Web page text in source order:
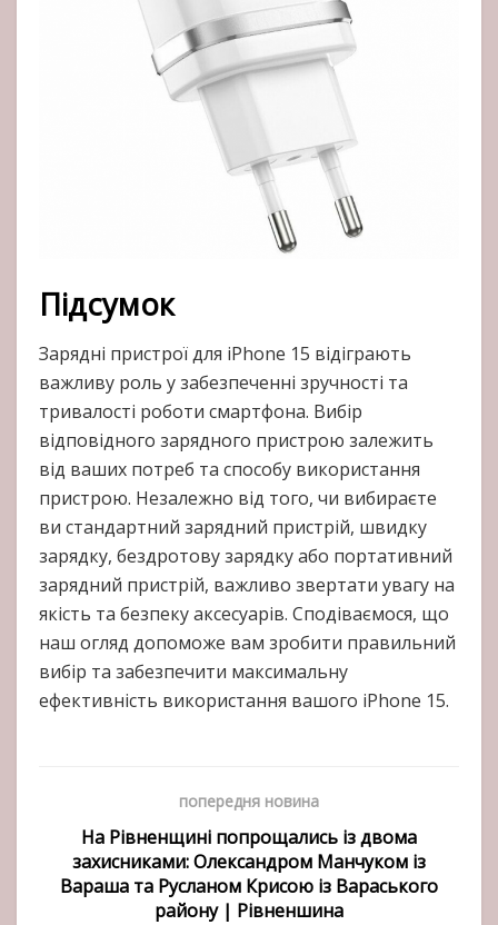
Підсумок
Зарядні пристрої для iPhone 15 відіграють
важливу роль у забезпеченні зручності та
тривалості роботи смартфона. Вибір
відповідного зарядного пристрою залежить
від ваших потреб та способу використання
пристрою. Незалежно від того, чи вибираєте
ви стандартний зарядний пристрій, швидку
зарядку, бездротову зарядку або портативний
зарядний пристрій, важливо звертати увагу на
якість та безпеку аксесуарів. Сподіваємося, що
наш огляд допоможе вам зробити правильний
вибір та забезпечити максимальну
ефективність використання вашого iPhone 15.
попередня новина
На Рівненщині попрощались із двома
захисниками: Олександром Манчуком із
Вараша та Русланом Крисою із Вараського
району | Рівненшина